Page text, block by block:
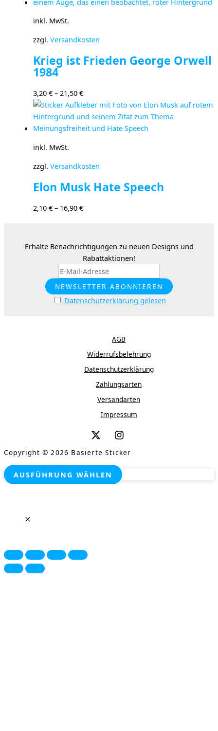
inkl. MwSt.
zzgl. Versandkosten
Krieg ist Frieden George Orwell
1984
3,20 € – 21,50 €
inkl. MwSt.
zzgl. Versandkosten
Elon Musk Hate Speech
2,10 € – 16,90 €
Erhalte Benachrichtigungen zu neuen Designs und
Rabattaktionen!
Datenschutzerklärung gelesen
AGB
Widerrufsbelehrung
Datenschutzerklärung
Zahlungsarten
Versandarten
Impressum
Copyright © 2026 Basierte Sticker
AUSFÜHRUNG WÄHLEN